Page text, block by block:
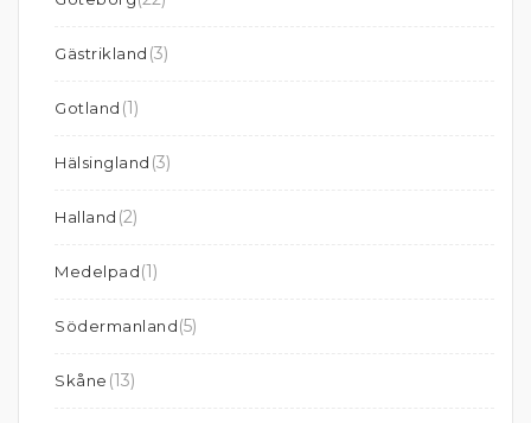
Gästrikland (3)
Gotland (1)
Hälsingland (3)
Halland (2)
Medelpad(1)
Södermanland(5)
Skåne (13)